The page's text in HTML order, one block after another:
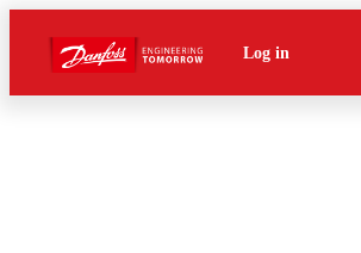
Log in